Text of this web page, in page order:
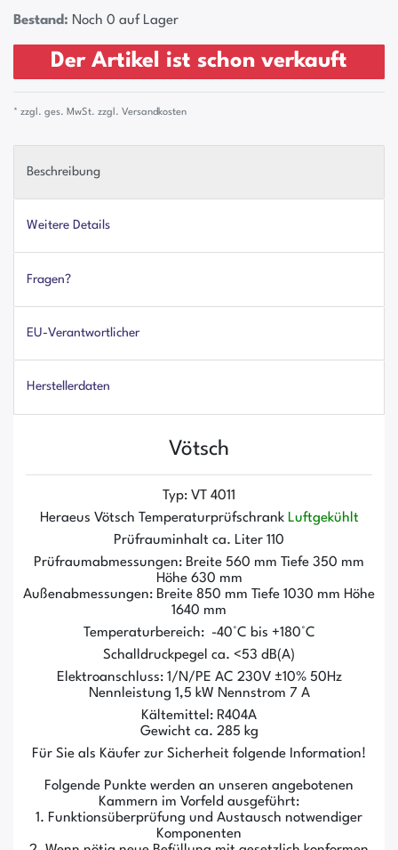
Bestand: Noch 0 auf Lager
Der Artikel ist schon verkauft
* zzgl. ges. MwSt. zzgl. Versandkosten
Beschreibung
Weitere Details
Fragen?
EU-Verantwortlicher
Herstellerdaten
Vötsch
Typ: VT 4011
Heraeus Vötsch Temperaturprüfschrank Luftgekühlt
Prüfrauminhalt ca. Liter 110
Prüfraumabmessungen: Breite 560 mm Tiefe 350 mm
Höhe 630 mm
Außenabmessungen: Breite 850 mm Tiefe 1030 mm Höhe
1640 mm
Temperaturbereich: -40°C bis +180°C
Schalldruckpegel ca. <53 dB(A)
Elektroanschluss: 1/N/PE AC 230V ±10% 50Hz
Nennleistung 1,5 kW Nennstrom 7 A
Kältemittel: R404A
Gewicht ca. 285 kg
Für Sie als Käufer zur Sicherheit folgende Information!
Folgende Punkte werden an unseren angebotenen
Kammern im Vorfeld ausgeführt:
1. Funktionsüberprüfung und Austausch notwendiger
Komponenten